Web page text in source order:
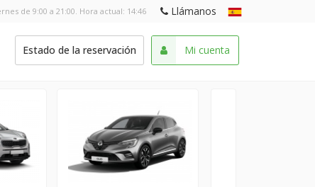
de 9:00 a 21:00. Hora actual: 14:46 Llámanos
Estado de la reservación Mi cuenta